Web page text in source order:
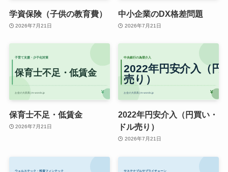
学資保険（子供の教育費）
2026年7月21日
中小企業のDX格差問題
2026年7月21日
保育士不足・低賃金
2026年7月21日
2022年円安介入（円買い・
ドル売り）
2026年7月21日